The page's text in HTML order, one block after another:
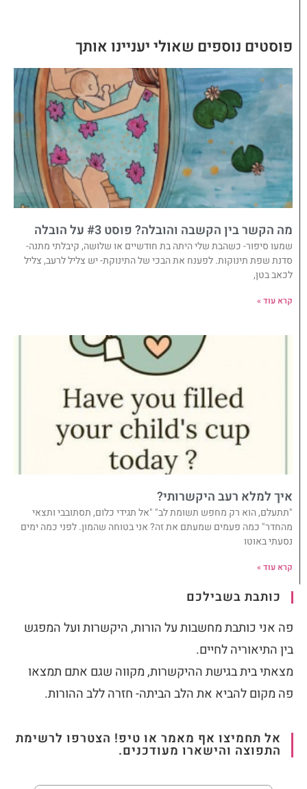
פוסטים נוספים שאולי יעניינו אותך
מה הקשר בין הקשבה והובלה? פוסט #3 על הובלה
שמעו סיפור- כשהבת שלי היתה בת חודשיים או שלושה, קיבלתי מתנה-
סדנת שפת תינוקות. לפענח את הבכי של התינוקת- יש צליל לרעב, צליל
לכאב בטן,
קרא עוד »
איך למלא רעב היקשרותי?
"תתעלם, הוא רק מחפש תשומת לב" "אל תגידי כלום, תסתובבי ותצאי
מהחדר" כמה פעמים שמעתם את זה? אני בטוחה שהמון. לפני כמה ימים
נסעתי באוטו
קרא עוד »
כותבת בשבילכם
פה אני כותבת מחשבות על הורות, היקשרות ועל המפגש
בין התיאוריה לחיים.
מצאתי בית בגישת ההיקשרות, מקווה שגם אתם תמצאו
פה מקום להביא את הלב הביתה- חזרה ללב ההורות.
אל תחמיצו אף מאמר או טיפ! הצטרפו לרשימת
התפוצה והישארו מעודכנים.